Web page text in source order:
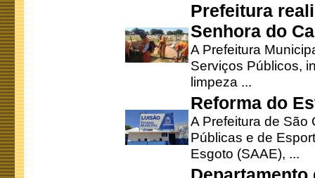
Prefeitura
Senhora do
A Prefeitura
Serviços Públicos,
limpeza ...
Reforma do
A Prefeitura de São
Públicas e de
Esgoto (SAAE), ...